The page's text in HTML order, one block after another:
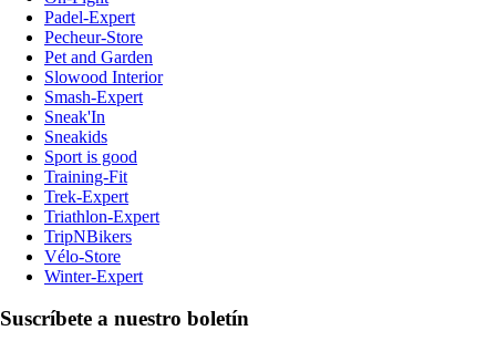
Padel-Expert
Pecheur-Store
Pet and Garden
Slowood Interior
Smash-Expert
Sneak'In
Sneakids
Sport is good
Training-Fit
Trek-Expert
Triathlon-Expert
TripNBikers
Vélo-Store
Winter-Expert
Suscríbete a nuestro boletín